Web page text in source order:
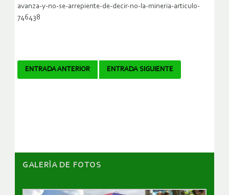
avanza-y-no-se-arrepiente-de-decir-no-la-mineria-articulo-
746438
Navegador
ENTRADA ANTERIOR ENTRADA SIGUIENTE
GALERÌA DE FOTOS